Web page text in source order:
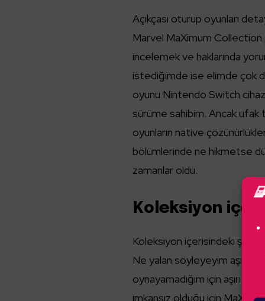
Açıkçası oturup oyunları
Marvel MaXimum Collection
incelemek ve haklarında
istediğimde ise elimde çok
oyunu Nintendo Switch
sürüme sahibim. Ancak ufak
oyunların native
bölümlerinde ne hikmetse
zamanlar oldu.
Koleksiyon
Koleksiyon içerisindeki
Ne yalan söyleyeyim aşırı
oynayamadığım için aşırı
imkansız olduğu için